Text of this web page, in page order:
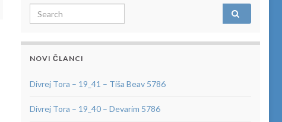
Search for:
NOVI ČLANCI
Divrej Tora – 19_41 – Tiša Beav 5786
Divrej Tora – 19_40 – Devarim 5786